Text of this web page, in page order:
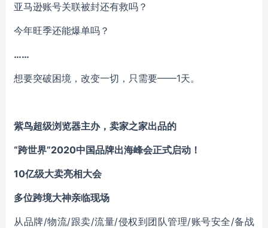
亚马逊账号关联被封还有救吗？
今年旺季还能爆单吗？
……
想要突破困境，改变一切，只需要——1天。
紫鸟超级浏览器主办，卖家之家出品的
“跨世界”2020中国品牌出海峰会正式启动！
10亿级大卖亮相大会
多位跨境大神亲临现场
从品牌/物流/跟卖/流量/侵权到团队管理/账号安全/备战